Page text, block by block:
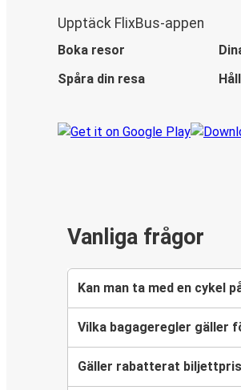
Upptäck FlixBus-appen
Boka resor
Spåra din resa
Vanliga frågor
Kan man ta med en cykel
Vilka bagageregler gäller
Gäller rabatterat